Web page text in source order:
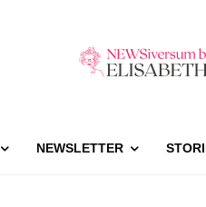
NEWSLETTER